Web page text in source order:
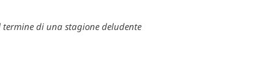
termine di una stagione deludente